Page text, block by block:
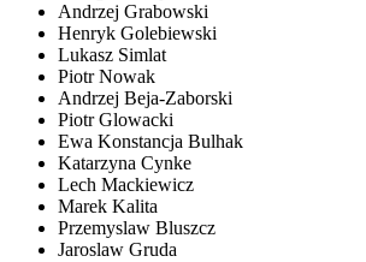
Andrzej Grabowski
Henryk Golebiewski
Lukasz Simlat
Piotr Nowak
Andrzej Beja-Zaborski
Piotr Glowacki
Ewa Konstancja Bulhak
Katarzyna Cynke
Lech Mackiewicz
Marek Kalita
Przemyslaw Bluszcz
Jaroslaw Gruda